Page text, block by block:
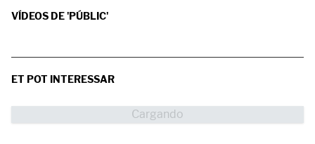
VÍDEOS DE 'PÚBLIC'
ET POT INTERESSAR